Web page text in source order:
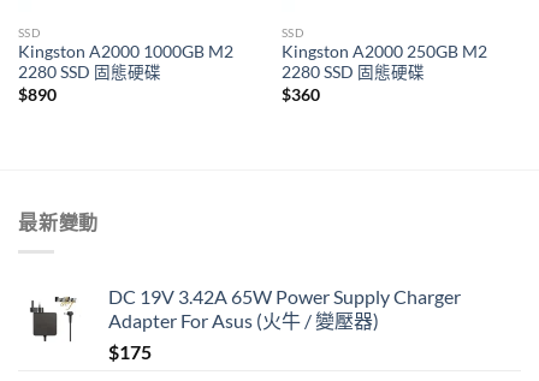
SSD
Kingston A2000 1000GB M2
2280 SSD 固態硬碟
$890
SSD
Kingston A2000 250GB M2
2280 SSD 固態硬碟
$360
最新變動
DC 19V 3.42A 65W Power Supply Charger
Adapter For Asus (火牛 / 變壓器)
$175